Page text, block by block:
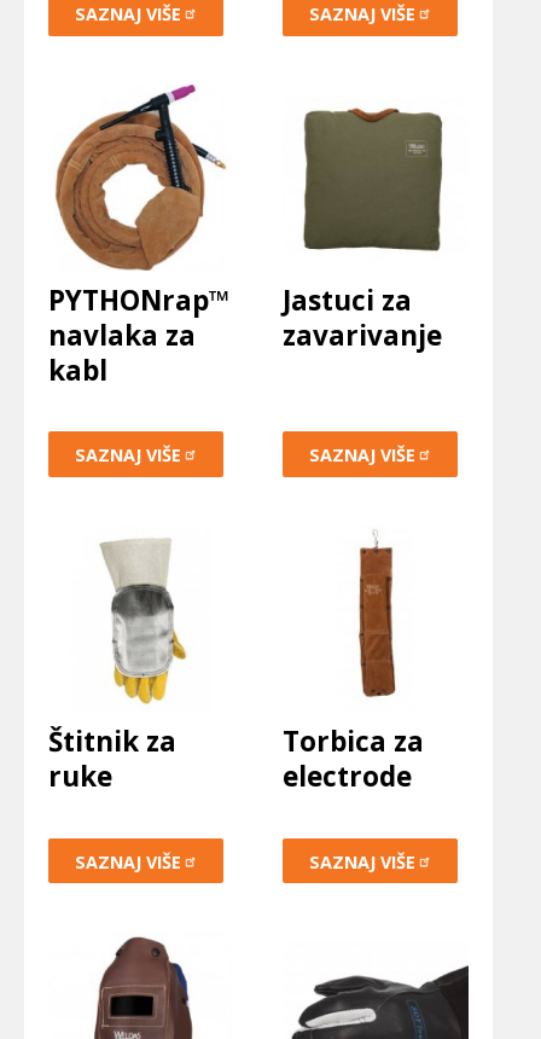
SAZNAJ VIŠE SAZNAJ VIŠE
PYTHONrap™
navlaka za
kabl
SAZNAJ VIŠE
Jastuci za
zavarivanje
SAZNAJ VIŠE
Štitnik za
ruke
SAZNAJ VIŠE
Torbica za
electrode
SAZNAJ VIŠE